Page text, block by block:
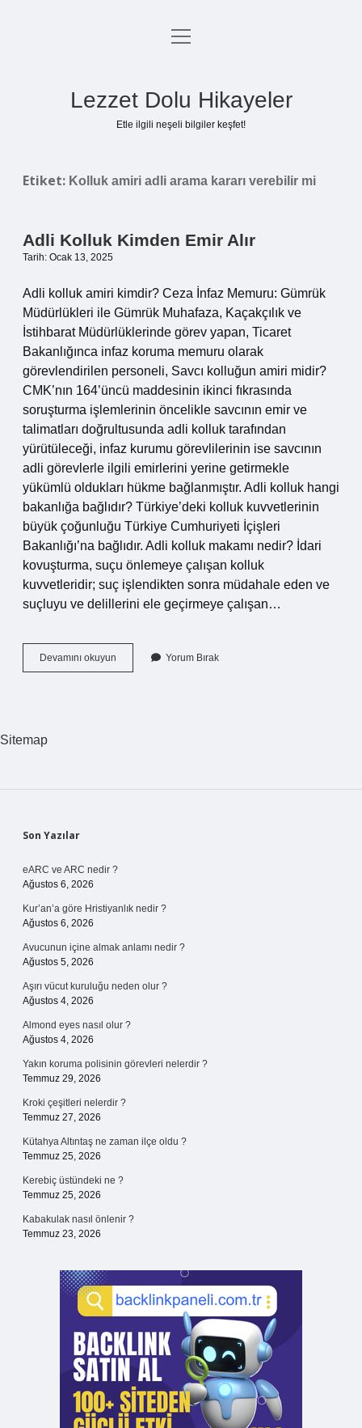
Anasayfa
menüyü
Lezzet Dolu Hikayeler
Etle ilgili neşeli bilgiler keşfet!
Etiket: Kolluk amiri adli arama kararı verebilir mi
Adli Kolluk Kimden Emir Alır
Tarih: Ocak 13, 2025
Adli kolluk amiri kimdir? Ceza İnfaz Memuru: Gümrük
Müdürlükleri ile Gümrük Muhafaza, Kaçakçılık ve
İstihbarat Müdürlüklerinde görev yapan, Ticaret
Bakanlığınca infaz koruma memuru olarak
görevlendirilen personeli, Savcı kolluğun amiri midir?
CMK’nın 164’üncü maddesinin ikinci fıkrasında
soruşturma işlemlerinin öncelikle savcının emir ve
talimatları doğrultusunda adli kolluk tarafından
yürütüleceği, infaz kurumu görevlilerinin ise savcının
adli görevlerle ilgili emirlerini yerine getirmekle
yükümlü oldukları hükme bağlanmıştır. Adli kolluk hangi
bakanlığa bağlıdır? Türkiye’deki kolluk kuvvetlerinin
büyük çoğunluğu Türkiye Cumhuriyeti İçişleri
Bakanlığı’na bağlıdır. Adli kolluk makamı nedir? İdari
kovuşturma, suçu önlemeye çalışan kolluk
kuvvetleridir; suç işlendikten sonra müdahale eden ve
suçluyu ve delillerini ele geçirmeye çalışan…
Devamını okuyun
Kolluk
Yorum Bırak
Sitemap
Sidebar
Son Yazılar
eARC ve ARC nedir ?
Ağustos 6, 2026
Kur’an’a göre Hristiyanlık nedir ?
Ağustos 6, 2026
Avucunun içine almak anlamı nedir ?
Ağustos 5, 2026
Aşırı vücut kuruluğu neden olur ?
Ağustos 4, 2026
Almond eyes nasıl olur ?
Ağustos 4, 2026
Yakın koruma polisinin görevleri nelerdir ?
Temmuz 29, 2026
Kroki çeşitleri nelerdir ?
Temmuz 27, 2026
Kütahya Altıntaş ne zaman ilçe oldu ?
Temmuz 25, 2026
Kerebiç üstündeki ne ?
Temmuz 25, 2026
Kabakulak nasıl önlenir ?
Temmuz 23, 2026